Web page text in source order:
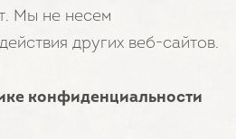
Мы не несем
других веб-сайтов.
конфиденциальности